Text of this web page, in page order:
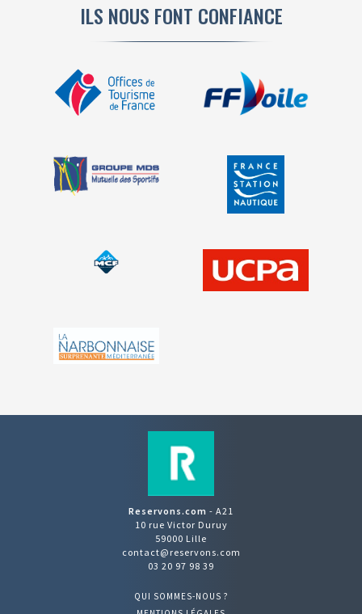
ILS NOUS FONT CONFIANCE
Reservons.com - A21
10 rue Victor Duruy
59000 Lille
contact@reservons.com
03 20 97 98 39
QUI SOMMES-NOUS ?